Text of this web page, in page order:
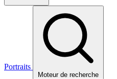
Portraits
Moteur de recherche